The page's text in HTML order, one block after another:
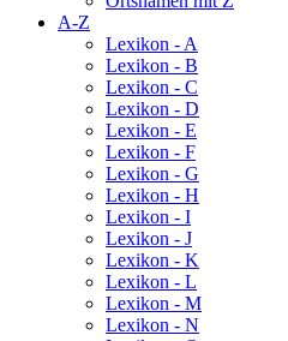
A-Z
Lexikon - A
Lexikon - B
Lexikon - C
Lexikon - D
Lexikon - E
Lexikon - F
Lexikon - G
Lexikon - H
Lexikon - I
Lexikon - J
Lexikon - K
Lexikon - L
Lexikon - M
Lexikon - N